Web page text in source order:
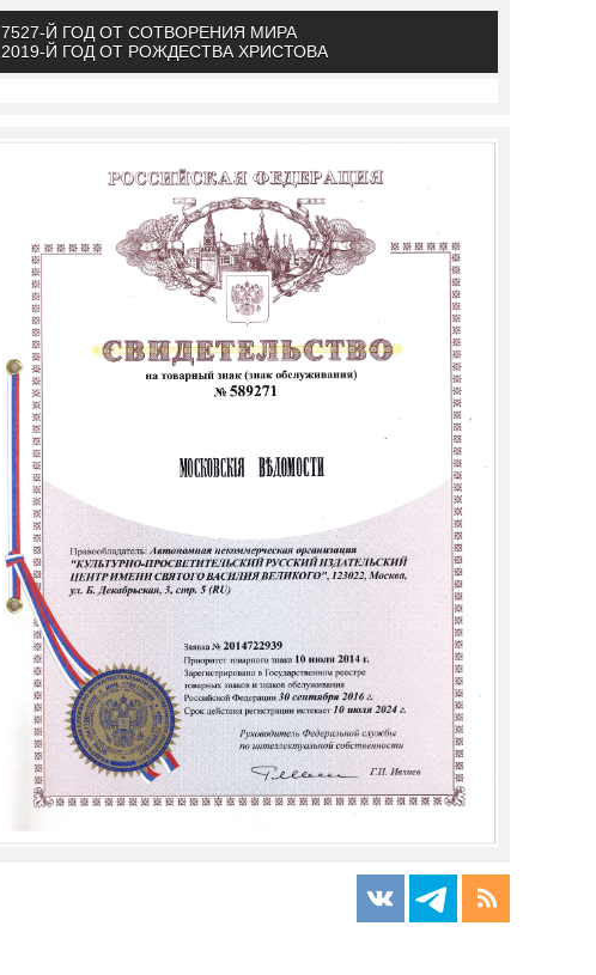
7527-Й ГОД ОТ СОТВОРЕНИЯ МИРА
2019-Й ГОД ОТ РОЖДЕСТВА ХРИСТОВА